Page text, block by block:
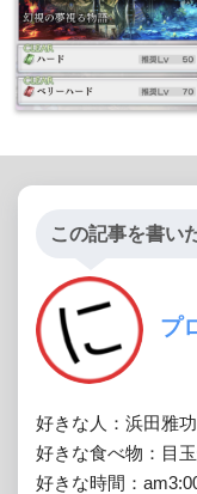
この記事を書い
プ
好きな人：浜田雅
好きな食べ物：目
好きな時間：